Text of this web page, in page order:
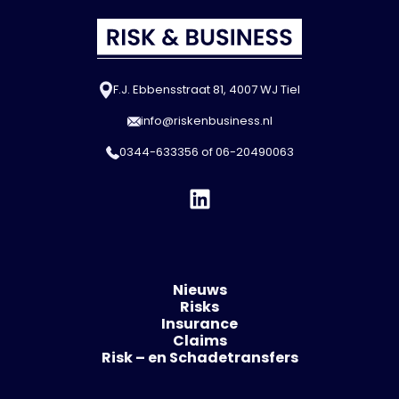
F.J. Ebbensstraat 81, 4007 WJ Tiel
info@riskenbusiness.nl
0344-633356 of06-20490063
Nieuws
Risks
Insurance
Claims
Risk – en Schadetransfers